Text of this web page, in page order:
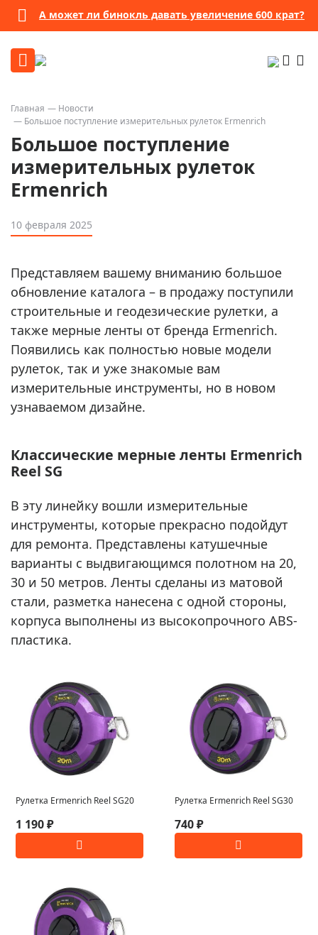
А может ли бинокль давать увеличение 600 крат?
Главная
Новости
Большое поступление измерительных рулеток Ermenrich
Большое поступление
измерительных рулеток
Ermenrich
10 февраля 2025
Представляем вашему вниманию большое
обновление каталога – в продажу поступили
строительные и геодезические рулетки, а
также мерные ленты от бренда Ermenrich.
Появились как полностью новые модели
рулеток, так и уже знакомые вам
измерительные инструменты, но в новом
узнаваемом дизайне.
Классические мерные ленты Ermenrich
Reel SG
В эту линейку вошли измерительные
инструменты, которые прекрасно подойдут
для ремонта. Представлены катушечные
варианты с выдвигающимся полотном на 20,
30 и 50 метров. Ленты сделаны из матовой
стали, разметка нанесена с одной стороны,
корпуса выполнены из высокопрочного ABS-
пластика.
Рулетка Ermenrich Reel SG20
1 190 ₽
Рулетка Ermenrich Reel SG30
740 ₽